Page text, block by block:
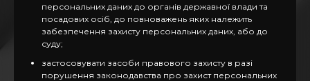
персональних даних до органів державної влади та
посадових осіб, до повноважень яких належить
забезпечення захисту персональних даних, або до
суду;
застосовувати засоби правового захисту в разі
порушення законодавства про захист персональних